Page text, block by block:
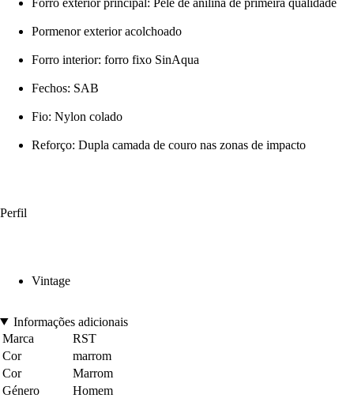
Pormenor exterior acolchoado
Forro interior: forro fixo SinAqua
Fechos: SAB
Fio: Nylon colado
Reforço: Dupla camada de couro nas zonas de impacto
Perfil
Vintage
Informações adicionais
Marca
RST
Cor
marrom
Cor
Marrom
Género
Homem